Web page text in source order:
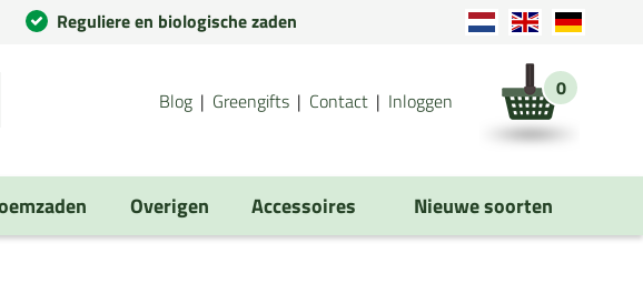
Reguliere en biologische zaden
Blog Greengifts Contact Inloggen 0
Overigen Accessoires Nieuwe soorten